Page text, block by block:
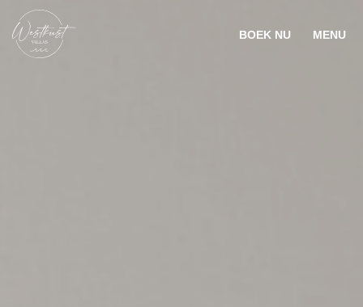
BOEK NU MENU